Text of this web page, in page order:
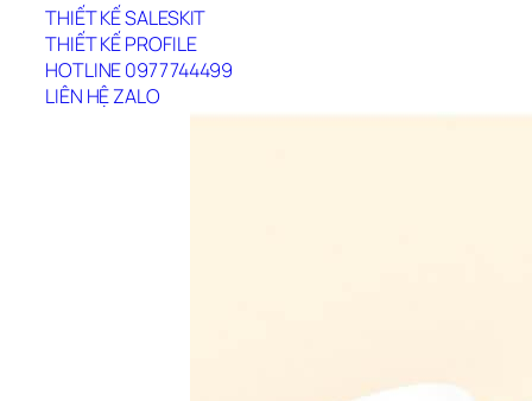
THIẾT KẾ SALESKIT
THIẾT KẾ PROFILE
HOTLINE 0977744499
LIÊN HỆ ZALO